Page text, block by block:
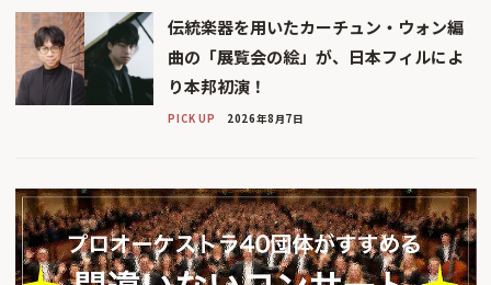
伝統楽器を用いたカーチュン・ウォン編
曲の「展覧会の絵」が、日本フィルによ
り本邦初演！
PICK UP 2026年8月7日